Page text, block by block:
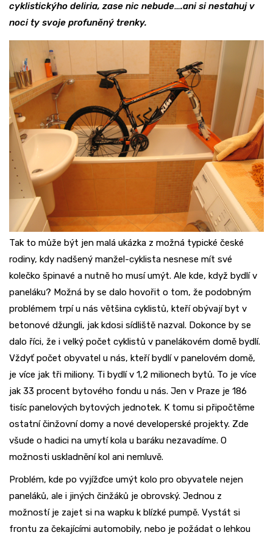
cyklistickýho deliria, zase nic nebude….ani si nestahuj v
noci ty svoje profuněný trenky.
Tak to může být jen malá ukázka z možná typické české
rodiny, kdy nadšený manžel-cyklista nesnese mít své
kolečko špinavé a nutně ho musí umýt. Ale kde, když bydlí v
paneláku? Možná by se dalo hovořit o tom, že podobným
problémem trpí u nás většina cyklistů, kteří obývají byt v
betonové džungli, jak kdosi sídliště nazval. Dokonce by se
dalo říci, že i velký počet cyklistů v panelákovém domě bydlí.
Vždyť počet obyvatel u nás, kteří bydlí v panelovém domě,
je více jak tři miliony. Ti bydlí v 1,2 milionech bytů. To je více
jak 33 procent bytového fondu u nás. Jen v Praze je 186
tisíc panelových bytových jednotek. K tomu si připočtěme
ostatní činžovní domy a nové developerské projekty. Zde
všude o hadici na umytí kola u baráku nezavadíme. O
možnosti uskladnění kol ani nemluvě.
Problém, kde po vyjížďce umýt kolo pro obyvatele nejen
paneláků, ale i jiných činžáků je obrovský. Jednou z
možností je zajet si na wapku k blízké pumpě. Vystát si
frontu za čekajícími automobily, nebo je požádat o lehkou